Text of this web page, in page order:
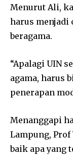
Menurut Ali,
harus menjadi
beragama.
“Apalagi UIN
agama, harus
penerapan
Menanggapi
Lampung, Prof
baik apa yang